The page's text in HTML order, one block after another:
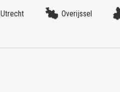
Utrecht Overijssel